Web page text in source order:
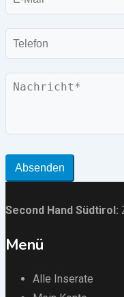
Mail
Telefon
Nachricht
Absenden
Second Hand Südtirol :
Menü
Alle Inserate